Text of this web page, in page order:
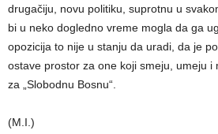
drugačiju, novu politiku, suprotnu u
bi u neko dogledno vreme mogla da ga
opozicija to nije u stanju da uradi, da je
ostave prostor za one koji smeju, umeju i
za „Slobodnu Bosnu“.
(M.I.)